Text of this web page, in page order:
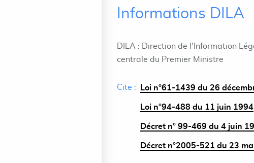
Informations DILA
DILA : Direction de l'Information
centrale du Premier Ministre
Cite : Loi n°61-1439 du 26
Loi n°94-488 du 11 juin 1994
Décret n° 99-469 du 4 juin
Décret n°2005-521 du 23